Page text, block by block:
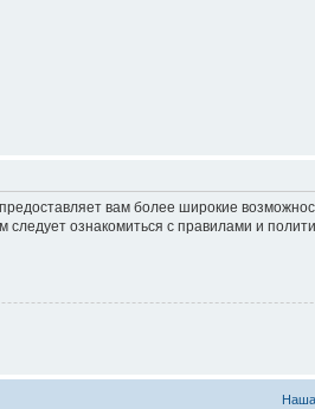
вам более широкие
ознакомиться с правилами и